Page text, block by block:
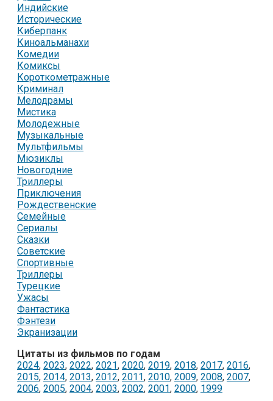
Индийские
Исторические
Киберпанк
Киноальманахи
Комедии
Комиксы
Короткометражные
Криминал
Мелодрамы
Мистика
Молодежные
Музыкальные
Мультфильмы
Мюзиклы
Новогодние
Триллеры
Приключения
Рождественские
Семейные
Сериалы
Сказки
Советские
Спортивные
Триллеры
Турецкие
Ужасы
Фантастика
Фэнтези
Экранизации
Цитаты из фильмов по годам
2024, 2023, 2022, 2021, 2020, 2019, 2018, 2017, 2016,
2015, 2014, 2013, 2012, 2011, 2010, 2009, 2008, 2007,
2006, 2005, 2004, 2003, 2002, 2001, 2000, 1999